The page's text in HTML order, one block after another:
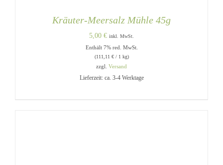
Kräuter-Meersalz Mühle 45g
5,00 € inkl. MwSt.
Enthält 7% red. MwSt.
(111,11 €/ 1 kg)
zzgl. Versand
Lieferzeit: ca. 3-4 Werktage